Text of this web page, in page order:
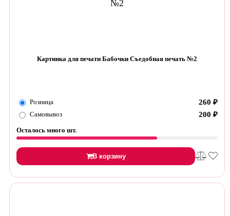
Картинка для печати Бабочки Съедобная печать №2
Розница 260 ₽
Самовывоз 200 ₽
Осталось много шт.
В корзину